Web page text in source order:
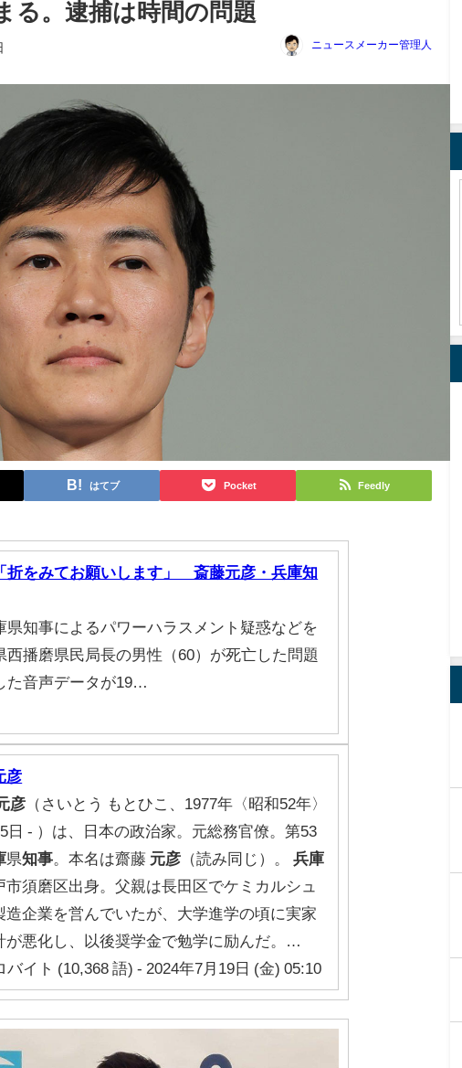
る。逮捕は時間の問題
ニュースメーカー管理人
はてブ Pocket Feedly
折をみてお願いします」 斎藤元彦・兵庫知
知事によるパワーハラスメント疑惑などを
西播磨県民局長の男性（60）が死亡した問題
た音声データが19…
彦
彦 （さいとう もとひこ、1977年〈昭和52年〉
日 - ）は、日本の政治家。元総務官僚。第53
県知事。本名は齋藤 元彦 （読み同じ）。兵庫
市須磨区出身。父親は長田区でケミカルシュ
造企業を営んでいたが、大学進学の頃に実家
が悪化し、以後奨学金で勉学に励んだ。…
バイト (10,368 語) - 2024年7月19日 (金) 05:10